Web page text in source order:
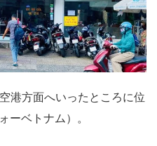
港方面へいったところに位
ーベトナム）。